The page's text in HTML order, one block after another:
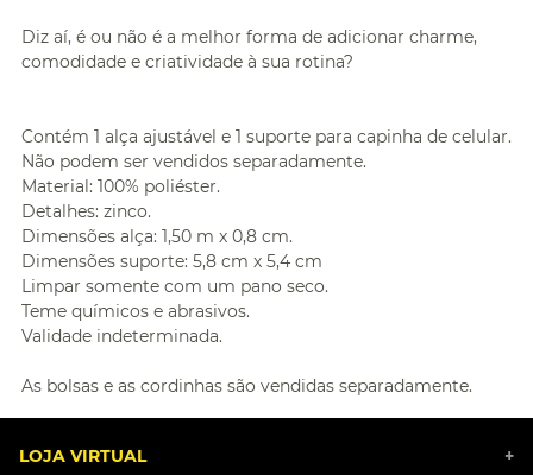
Diz aí, é ou não é a melhor forma de adicionar charme,
comodidade e criatividade à sua rotina?
Contém 1 alça ajustável e 1 suporte para capinha de celular.
Não podem ser vendidos separadamente.
Material: 100% poliéster.
Detalhes: zinco.
Dimensões alça: 1,50 m x 0,8 cm.
Dimensões suporte: 5,8 cm x 5,4 cm
Limpar somente com um pano seco.
Teme químicos e abrasivos.
Validade indeterminada.
As bolsas e as cordinhas são vendidas separadamente.
LOJA VIRTUAL +